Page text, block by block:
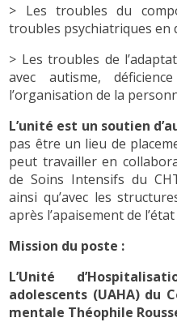
> Les troubles du
troubles psychiatriques en
> Les troubles de
avec autisme,
l’organisation de la
L’unité est un soutien
pas être un lieu de
peut travailler en
de Soins Intensifs du
ainsi qu’avec les
après l’apaisement de
Mission du poste :
L’Unité
adolescents (UAHA) du
mentale Théophile